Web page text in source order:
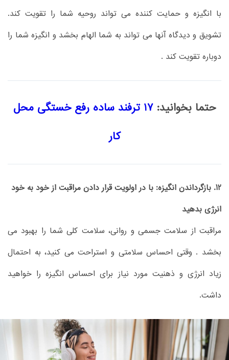
با انگیزه و حمایت کننده می تواند روحیه شما را تقویت کند.
تشویق و دیدگاه آنها می تواند به شما الهام بخشد و انگیزه شما را
دوباره تقویت کند .
حتما بخوانید:
17 ترفند ساده رفع خستگی محل
کار
12. بازگرداندن انگیزه: با در اولویت قرار دادن مراقبت از خود به خود
انرژی بدهید
مراقبت از سلامت جسمی و روانی، سلامت کلی شما را بهبود می
بخشد . وقتی احساس سلامتی و استراحت می کنید، به احتمال
زیاد انرژی و ذهنیت مورد نیاز برای احساس انگیزه را خواهید
داشت.